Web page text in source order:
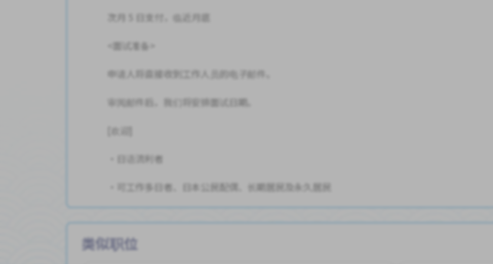
次月 5 日支付，临近月底
<面试准备>
申请人将直接收到工作人员的电子邮件。
审阅邮件后，我们将安排面试日期。
[欢迎]
・日语流利者
・可工作多日者、日本公民配偶、长期居民及永久居民
类似职位